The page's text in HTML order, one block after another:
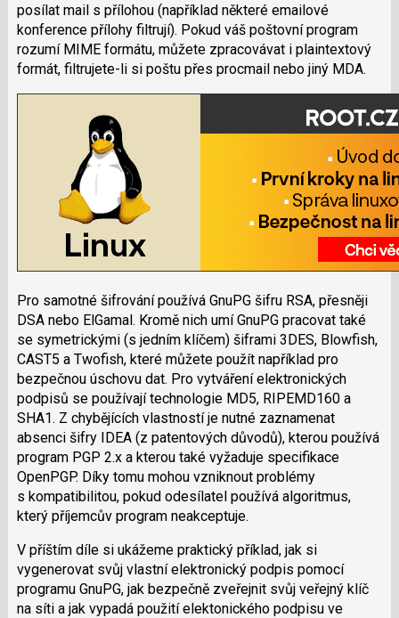
posílat mail s přílohou (například některé emailové
konference přílohy filtrují). Pokud váš poštovní program
rozumí MIME formátu, můžete zpracovávat i plaintextový
formát, filtrujete-li si poštu přes procmail nebo jiný MDA.
Pro samotné šifrování používá GnuPG šifru RSA, přesněji
DSA nebo ElGamal. Kromě nich umí GnuPG pracovat také
se symetrickými (s jedním klíčem) šiframi 3DES, Blowfish,
CAST5 a Twofish, které můžete použít například pro
bezpečnou úschovu dat. Pro vytváření elektronických
podpisů se používají technologie MD5, RIPEMD160 a
SHA1. Z chybějících vlastností je nutné zaznamenat
absenci šifry IDEA (z patentových důvodů), kterou používá
program PGP 2.x a kterou také vyžaduje specifikace
OpenPGP. Díky tomu mohou vzniknout problémy
s kompatibilitou, pokud odesílatel používá algoritmus,
který příjemcův program neakceptuje.
V příštím díle si ukážeme praktický příklad, jak si
vygenerovat svůj vlastní elektronický podpis pomocí
programu GnuPG, jak bezpečně zveřejnit svůj veřejný klíč
na síti a jak vypadá použití elektonického podpisu ve